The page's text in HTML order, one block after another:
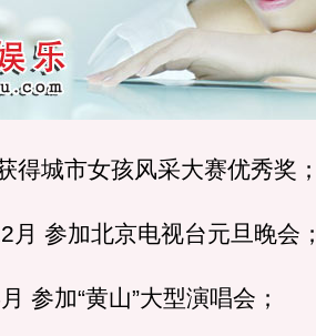
城市女孩风采大赛优秀奖
参加北京电视台元旦晚会
加“黄山”大型演唱会；